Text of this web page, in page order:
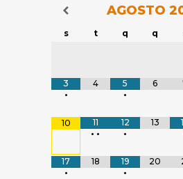
Navegação do
AGOSTO
s t q q
3
•
4
5
•
6
10
11
• •
12
•
13
17
•
18
19
•
20